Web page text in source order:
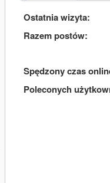
Ostatnia wizyta:
Razem postów:
Spędzony czas
Poleconych